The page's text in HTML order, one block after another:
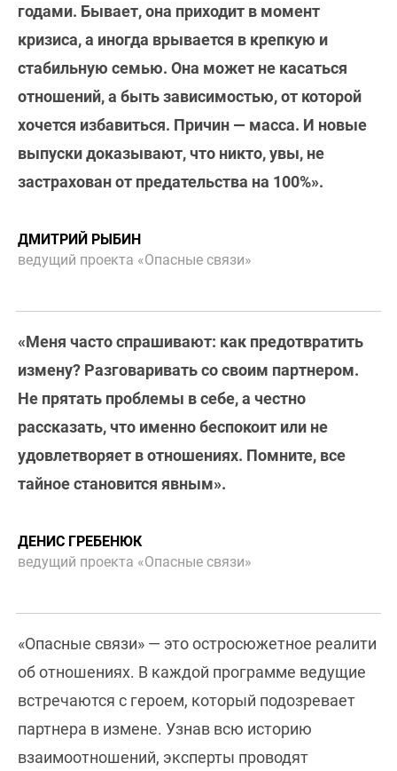
годами. Бывает, она приходит в момент
кризиса, а иногда врывается в крепкую и
стабильную семью. Она может не касаться
отношений, а быть зависимостью, от которой
хочется избавиться. Причин — масса. И новые
выпуски доказывают, что никто, увы, не
застрахован от предательства на 100%».
ДМИТРИЙ РЫБИН
ведущий проекта «Опасные связи»
«Меня часто спрашивают: как предотвратить
измену? Разговаривать со своим партнером.
Не прятать проблемы в себе, а честно
рассказать, что именно беспокоит или не
удовлетворяет в отношениях. Помните, все
тайное становится явным».
ДЕНИС ГРЕБЕНЮК
ведущий проекта «Опасные связи»
«Опасные связи» — это остросюжетное реалити
об отношениях. В каждой программе ведущие
встречаются с героем, который подозревает
партнера в измене. Узнав всю историю
взаимоотношений, эксперты проводят